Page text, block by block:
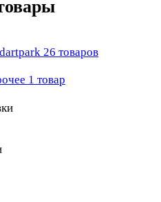
26 товаров
1 товар